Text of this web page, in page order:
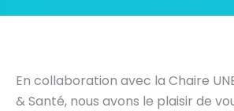
En collaboration avec la Chaire
& Santé, nous avons le plaisir de